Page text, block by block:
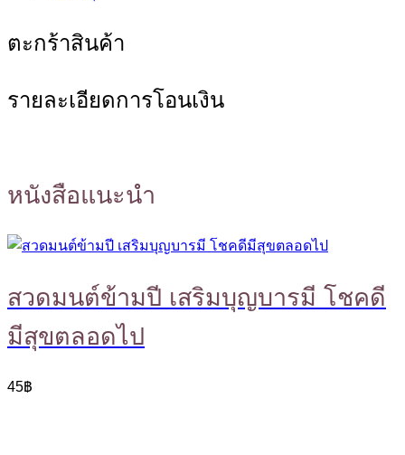
ตะกร้าสินค้า
รายละเอียดการโอนเงิน
หนังสือแนะนำ
สวดมนต์ข้ามปี เสริมบุญบารมี โชคดี
มีสุขตลอดไป
45฿